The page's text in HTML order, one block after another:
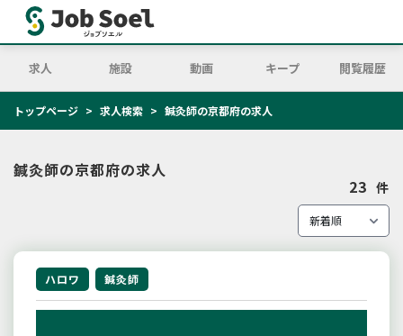
求人 施設 動画 キープ 閲覧履歴
トップページ 求人検索 鍼灸師の京都府の求人
鍼灸師の京都府の求人
23 件
ハロワ 鍼灸師